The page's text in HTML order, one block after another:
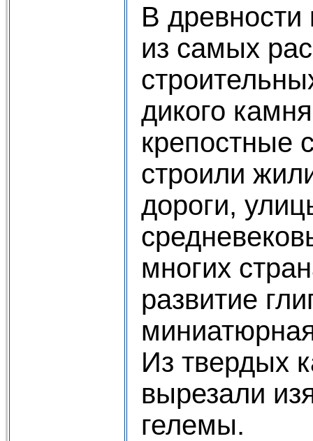
В
из самых
дикого
крепостные
строили
дороги,
многих
развитие
Из твердых
вырезали
гелемы.